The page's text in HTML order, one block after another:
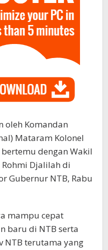
oleh Komandan
Mataram Kolonel
bertemu dengan Wakil
Djalilah di
Gubernur NTB, Rabu
mampu cepat
baru di NTB serta
NTB terutama yang